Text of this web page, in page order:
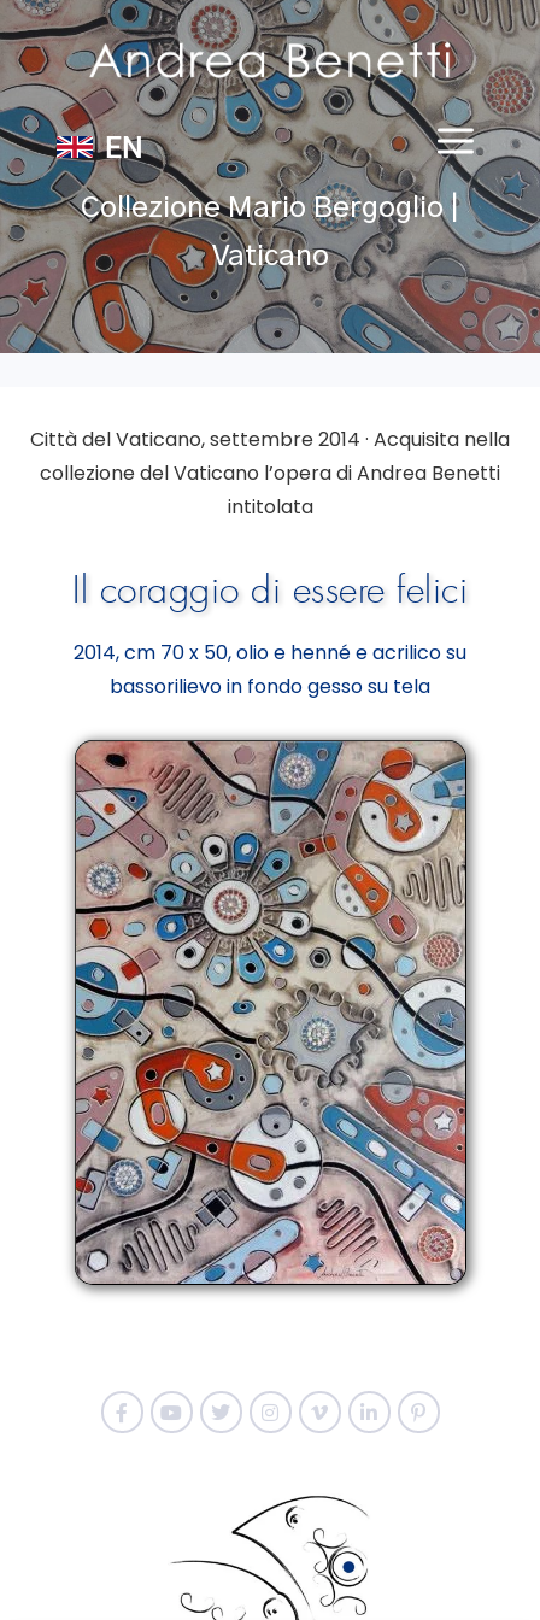
EN
Collezione Mario Bergoglio |
Vaticano
Città del Vaticano, settembre 2014 · Acquisita nella
collezione del Vaticano l’opera di Andrea Benetti
intitolata
Il coraggio di essere felici
2014, cm 70 x 50, olio e henné e acrilico su
bassorilievo in fondo gesso su tela